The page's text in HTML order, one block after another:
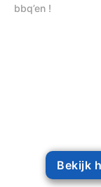
bbq’en !
Bekijk